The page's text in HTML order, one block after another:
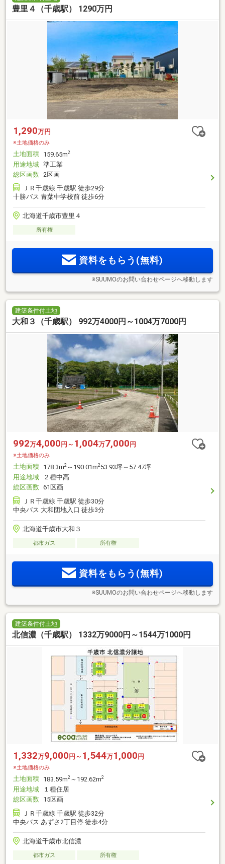
豊里４（千歳駅） 1290万円
1,290万円
※土地価格のみ
土地面積 159.65m2
用途地域 準工業
総区画数 2区画
ＪＲ千歳線 千歳駅 徒歩29分
十勝バス 青葉中学校前 徒歩6分
北海道千歳市豊里４
所有権
資料をもらう(無料)
※SUUMOのお問い合わせページへ移動します
建築条件付土地
大和３（千歳駅） 992万4000円～1004万7000円
992万4,000 円～ 1,004万7,000 円
※土地価格のみ
土地面積 178.3m2 ～190.01m253.93坪～57.47坪
用途地域
２種中高
総区画数 61区画
ＪＲ千歳線 千歳駅 徒歩30分
中央バス 大和団地入口 徒歩3分
北海道千歳市大和３
都市ガス 所有権
資料をもらう(無料)
※SUUMOのお問い合わせページへ移動します
建築条件付土地
北信濃（千歳駅） 1332万9000円～1544万1000円
1,332万9,000 円～ 1,544万1,000 円
※土地価格のみ
土地面積 183.59m2 ～192.62m2
用途地域
１種住居
総区画数 15区画
ＪＲ千歳線 千歳駅 徒歩32分
中央バス あずさ2丁目停 徒歩4分
北海道千歳市北信濃
都市ガス 所有権